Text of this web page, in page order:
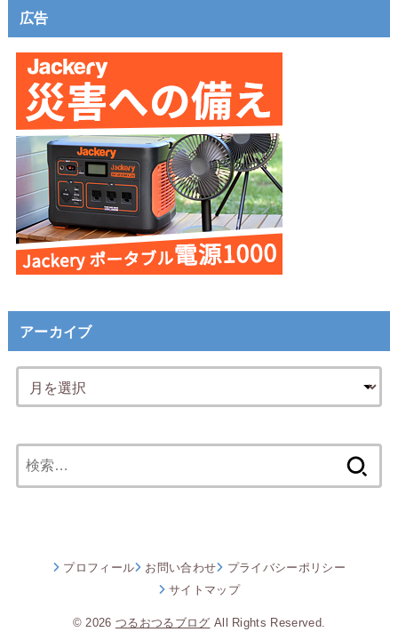
広告
アーカイブ
索:
プロフィール お問い合わせ
プライバシーポリシー
サイトマップ
© 2026 つるおつるブログ All Rights Reserved.